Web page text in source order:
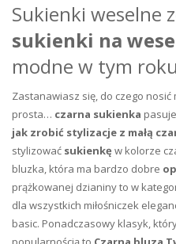
Sukienki weselne
sukienki na
modne w tym
Zastanawiasz się, do czego nosić
prosta… czarna sukienka
jak zrobić stylizacje z małą
stylizować sukienkę w kolorze
bluzka, która ma bardzo dobre
prążkowanej dzianiny to w
dla wszystkich miłośniczek
basic. Ponadczasowy klasyk,